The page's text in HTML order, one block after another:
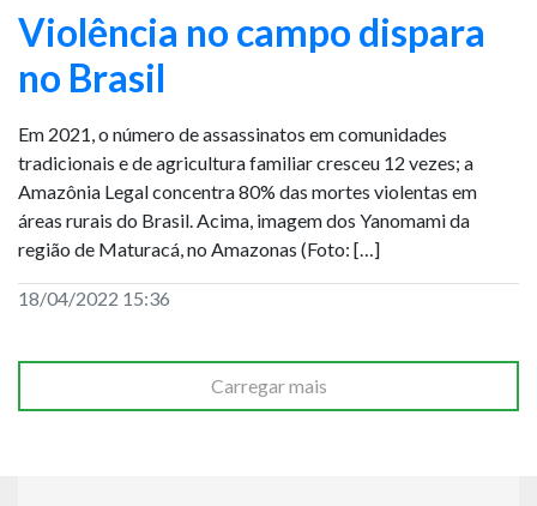
Violência no campo dispara
no Brasil
Em 2021, o número de assassinatos em comunidades
tradicionais e de agricultura familiar cresceu 12 vezes; a
Amazônia Legal concentra 80% das mortes violentas em
áreas rurais do Brasil. Acima, imagem dos Yanomami da
região de Maturacá, no Amazonas (Foto: […]
18/04/2022 15:36
Carregar mais